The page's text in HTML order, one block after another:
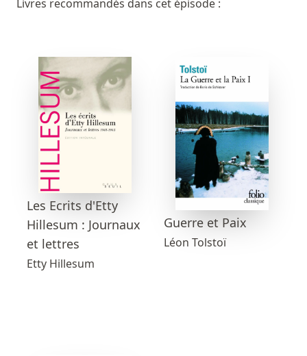
Livres recommandés dans cet épisode :
Les Ecrits d'Etty
Hillesum : Journaux
et lettres
Etty Hillesum
Guerre et Paix
Léon Tolstoï